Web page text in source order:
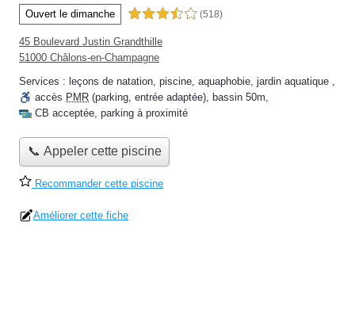
Ouvert le dimanche 3,5 étoiles sur 5 (518)
45 Boulevard Justin Grandthille
51000 Châlons-en-Champagne
Services : leçons de natation, piscine, aquaphobie, jardin aquatique ,
accès PMR (parking, entrée adaptée), bassin 50m,
CB acceptée, parking à proximité
📞 Appeler cette piscine
Recommander cette piscine
Améliorer cette fiche